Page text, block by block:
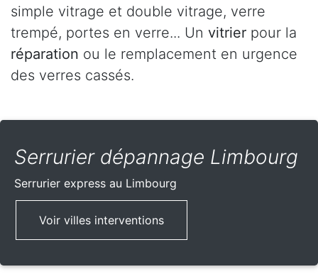
simple vitrage et double vitrage, verre
trempé, portes en verre... Un vitrier pour la
réparation ou le remplacement en urgence
des verres cassés.
Serrurier dépannage Limbourg
Serrurier express au Limbourg
Voir villes interventions